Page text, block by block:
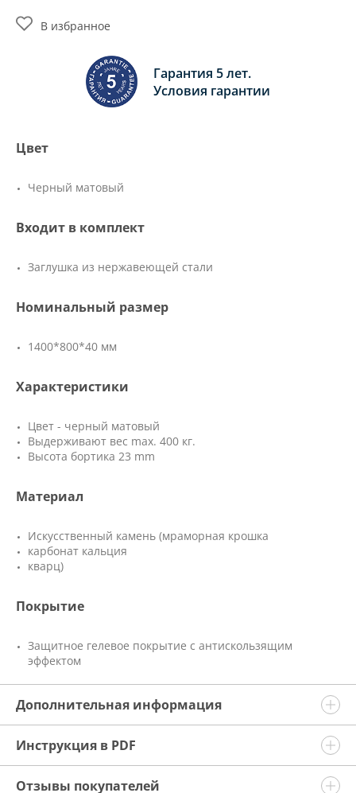
Гарантия 5 лет.
Условия гарантии
В избранное
Цвет
Черный матовый
Входит в комплект
Заглушка из нержавеющей стали
Номинальный размер
1400*800*40 мм
Характеристики
Цвет - черный матовый
Выдерживают вес max. 400 кг.
Высота бортика 23 mm
Материал
Искусственный камень (мраморная крошка
карбонат кальция
кварц)
Покрытие
Защитное гелевое покрытие с антискользящим
эффектом
Дополнительная информация
Инструкция в PDF
Отзывы покупателей